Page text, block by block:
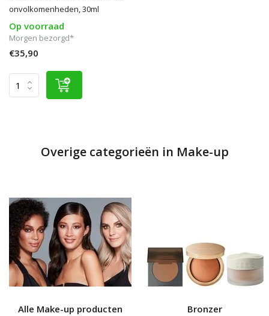
onvolkomenheden, 30ml
Op voorraad
Morgen bezorgd*
€35,90
Overige categorieën in Make-up
Alle Make-up producten Bronzer